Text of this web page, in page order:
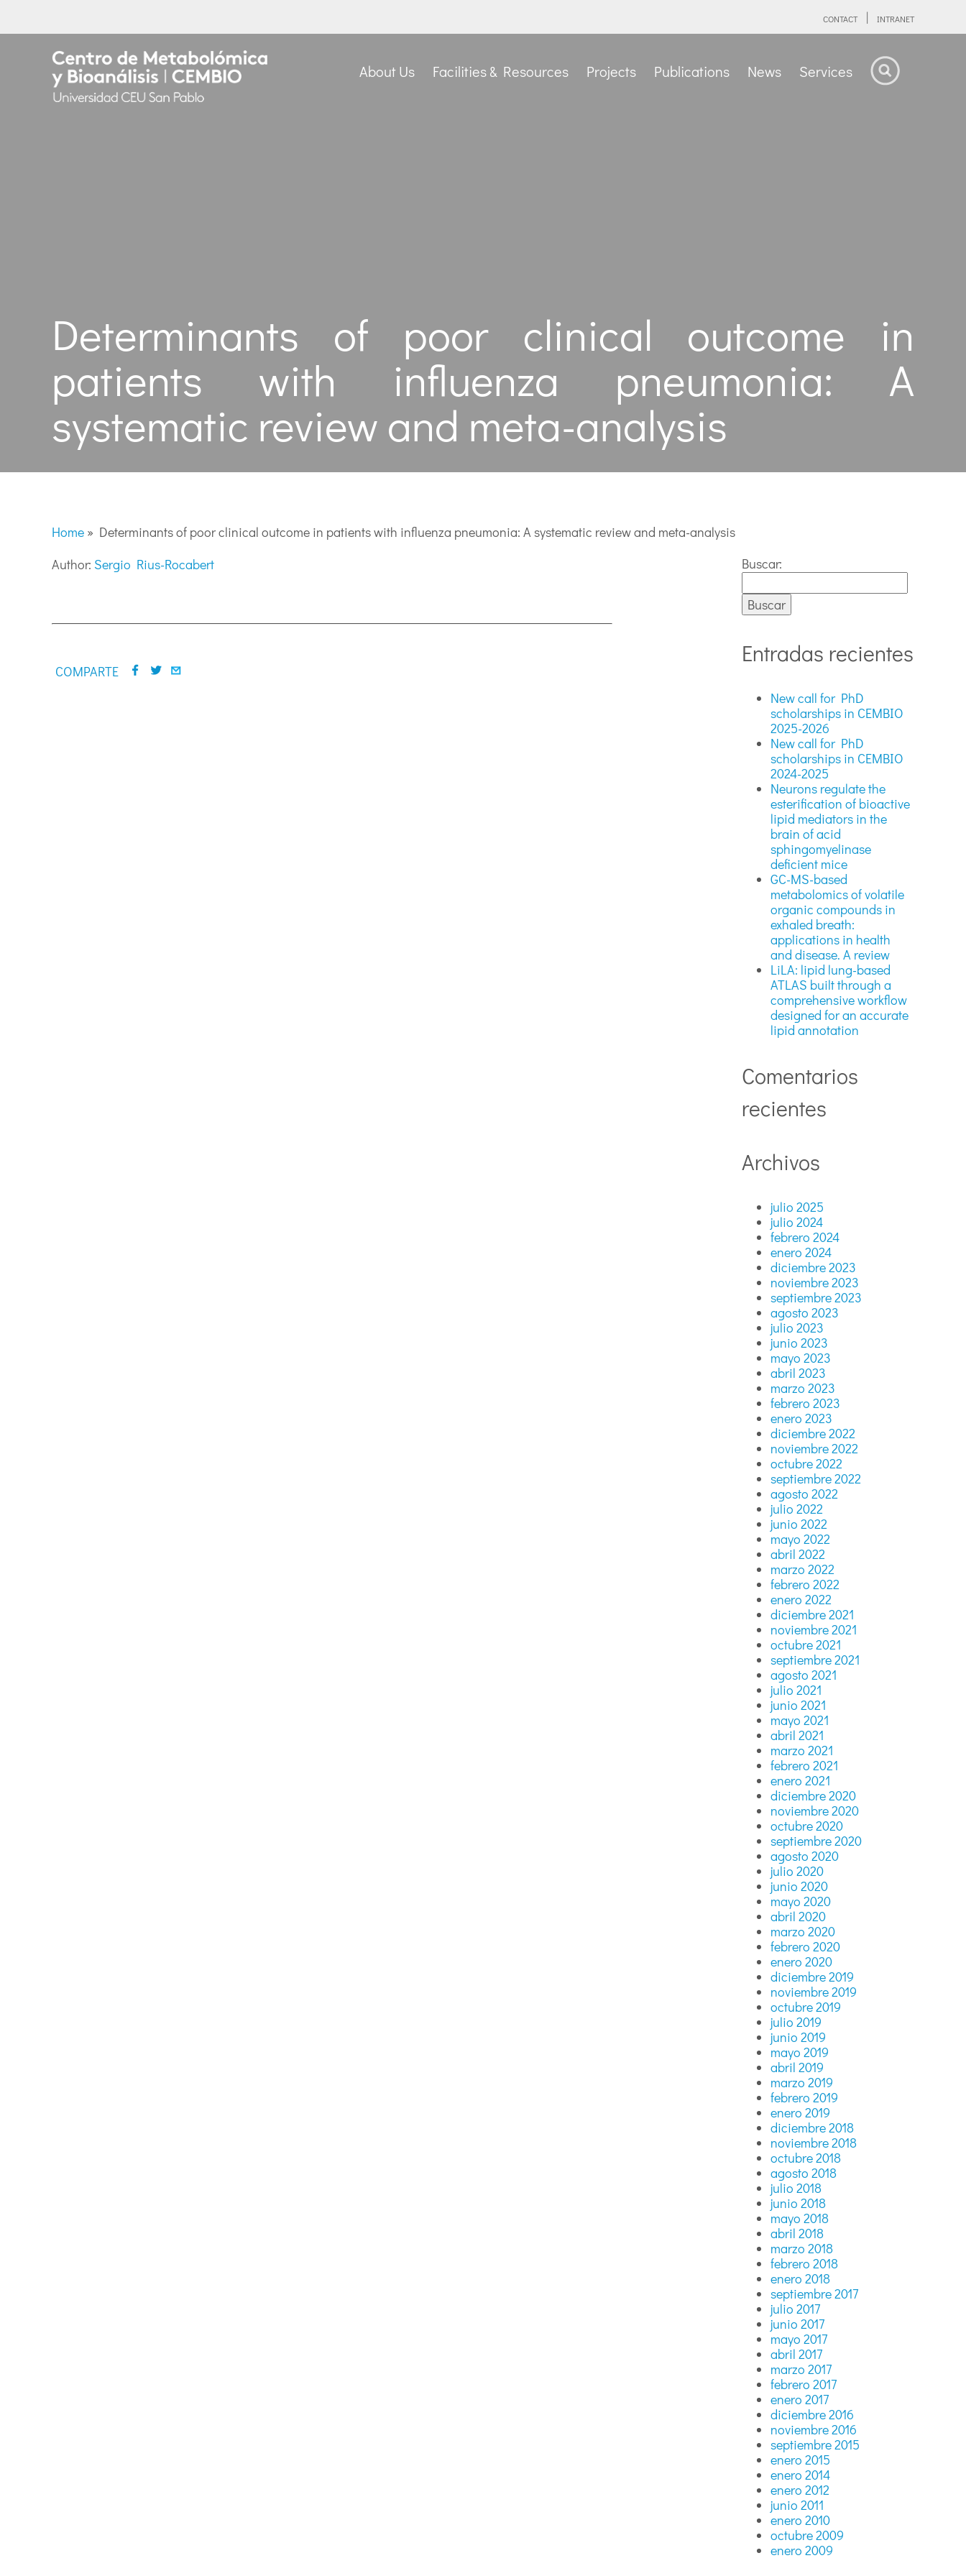
CONTACT INTRANET
About Us Facilities & Resources Projects Publications News Services
Determinants of poor clinical outcome in
patients with influenza pneumonia: A
systematic review and meta-analysis
Home » Determinants of poor clinical outcome in patients with influenza pneumonia: A systematic review and meta-analysis
Author: Sergio Rius-Rocabert
COMPARTE
Buscar:
Entradas recientes
New call for PhD
scholarships in CEMBIO
2025-2026
New call for PhD
scholarships in CEMBIO
2024-2025
Neurons regulate the
esterification of bioactive
lipid mediators in the
brain of acid
sphingomyelinase
deficient mice
GC-MS-based
metabolomics of volatile
organic compounds in
exhaled breath:
applications in health
and disease. A review
LiLA: lipid lung-based
ATLAS built through a
comprehensive workflow
designed for an accurate
lipid annotation
Comentarios
recientes
Archivos
julio 2025
julio 2024
febrero 2024
enero 2024
diciembre 2023
noviembre 2023
septiembre 2023
agosto 2023
julio 2023
junio 2023
mayo 2023
abril 2023
marzo 2023
febrero 2023
enero 2023
diciembre 2022
noviembre 2022
octubre 2022
septiembre 2022
agosto 2022
julio 2022
junio 2022
mayo 2022
abril 2022
marzo 2022
febrero 2022
enero 2022
diciembre 2021
noviembre 2021
octubre 2021
septiembre 2021
agosto 2021
julio 2021
junio 2021
mayo 2021
abril 2021
marzo 2021
febrero 2021
enero 2021
diciembre 2020
noviembre 2020
octubre 2020
septiembre 2020
agosto 2020
julio 2020
junio 2020
mayo 2020
abril 2020
marzo 2020
febrero 2020
enero 2020
diciembre 2019
noviembre 2019
octubre 2019
julio 2019
junio 2019
mayo 2019
abril 2019
marzo 2019
febrero 2019
enero 2019
diciembre 2018
noviembre 2018
octubre 2018
agosto 2018
julio 2018
junio 2018
mayo 2018
abril 2018
marzo 2018
febrero 2018
enero 2018
septiembre 2017
julio 2017
junio 2017
mayo 2017
abril 2017
marzo 2017
febrero 2017
enero 2017
diciembre 2016
noviembre 2016
septiembre 2015
enero 2015
enero 2014
enero 2012
junio 2011
enero 2010
octubre 2009
enero 2009